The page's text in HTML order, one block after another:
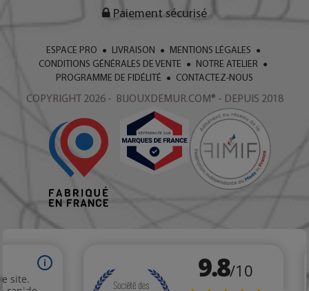
Paiement sécurisé
ESPACE PRO LIVRAISON
MENTIONS LÉGALES
CONDITIONS GÉNÉRALES DE VENTE
NOTRE ATELIER
PROGRAMME DE FIDÉLITÉ
CONTACTEZ-NOUS
COPYRIGHT 2026 - BIJOUXDEMUR.COM® - DEPUIS 2018